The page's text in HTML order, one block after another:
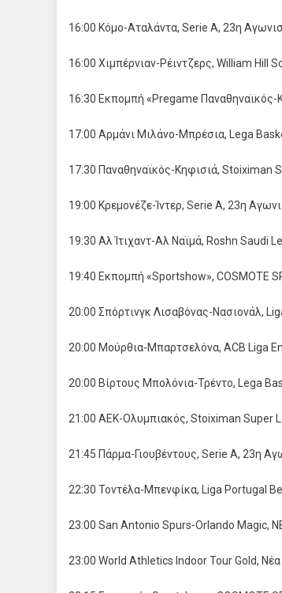
16:00 Κόμο-Αταλάντα, Serie A, 23η
16:00 Χιμπέρνιαν-Ρέιντζερς, William Hill
16:30 Εκπομπή «Pregame Παναθηναϊκός-
17:00 Αρμάνι Μιλάνο-Μπρέσια, Lega
17:30 Παναθηναϊκός-Κηφισιά, Stoiximan
19:00 Κρεμονέζε-Ίντερ, Serie A, 23η
19:30 Αλ Ίτιχαντ-Αλ Ναϊμά, Roshn Saudi
19:40 Εκπομπή «Sportshow», COSMOTE
20:00 Σπόρτινγκ Λισαβόνας-Νασιονάλ,
20:00 Μούρθια-Μπαρτσελόνα, ACB Liga
20:00 Βίρτους Μπολόνια-Τρέντο, Lega
21:00 ΑΕΚ-Ολυμπιακός, Stoiximan Super
21:45 Πάρμα-Γιουβέντους, Serie A, 23η
22:30 Τοντέλα-Μπενφίκα, Liga Portugal
23:00 San Antonio Spurs-Orlando Magic,
23:00 World Athletics Indoor Tour Gold, Νέα